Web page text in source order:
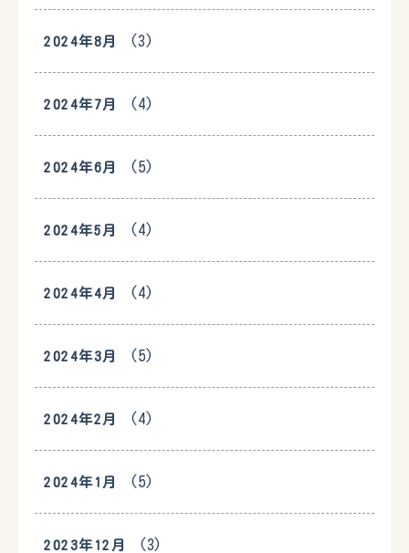
2024年8月 (3)
2024年7月 (4)
2024年6月 (5)
2024年5月 (4)
2024年4月 (4)
2024年3月 (5)
2024年2月 (4)
2024年1月 (5)
2023年12月 (3)